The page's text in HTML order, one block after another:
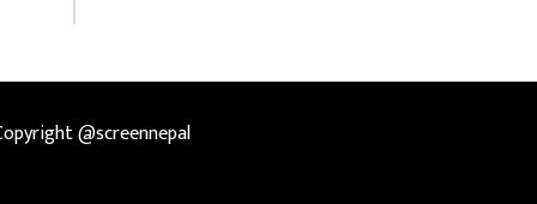
@screennepal